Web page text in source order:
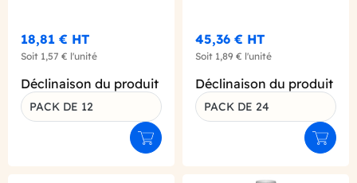
18,81 € HT
Soit 1,57 € l'unité
Déclinaison du produit
PACK DE 12
Ajouter au panier
45,36 € HT
Soit 1,89 € l'unité
Déclinaison du produit
PACK DE 24